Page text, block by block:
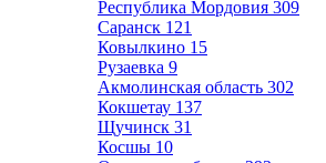
Республика Мордовия 309
Саранск 121
Ковылкино 15
Рузаевка 9
Акмолинская область 302
Кокшетау 137
Щучинск 31
Косшы 10